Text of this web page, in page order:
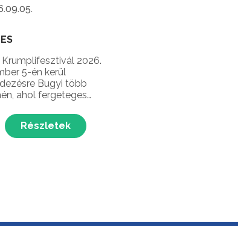
2026.
5-én kerül
Bugyi több
ahol fergeteges
pucoló verseny,
programok,
finomságok és
Részletek